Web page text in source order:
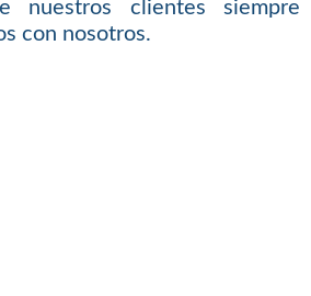
nuestros clientes siempre
con nosotros.